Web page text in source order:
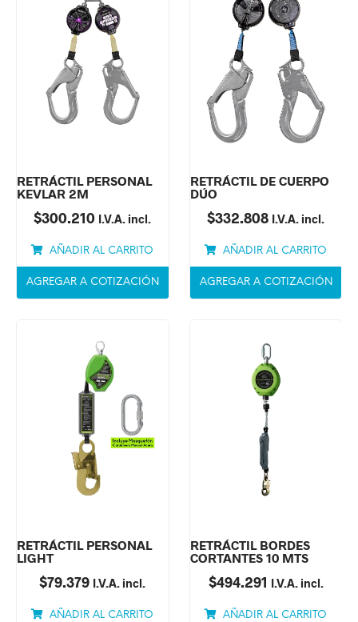
RETRÁCTIL PERSONAL
KEVLAR 2M
$300.210 I.V.A. incl.
AÑADIR AL CARRITO
AGREGAR A COTIZACIÓN
RETRÁCTIL DE CUERPO
DÚO
$332.808 I.V.A. incl.
AÑADIR AL CARRITO
AGREGAR A COTIZACIÓN
RETRÁCTIL PERSONAL
LIGHT
$79.379 I.V.A. incl.
AÑADIR AL CARRITO
RETRÁCTIL BORDES
CORTANTES 10 MTS
$494.291 I.V.A. incl.
AÑADIR AL CARRITO